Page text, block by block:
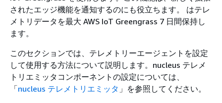
されたエッジ機能を通知するのにも役立ちます。 はテレ
メトリデータを最大 AWS IoT Greengrass 7 日間保持し
ます。
このセクションでは、テレメトリーエージェントを設定
して使用する方法について説明します。nucleus テレメ
トリエミッタコンポーネントの設定については、
「nucleus テレメトリエミッタ 」を参照してください。